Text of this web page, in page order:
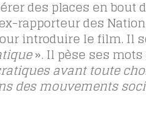
des places en bout
rapporteur des
introduire le film. Il
». Il pèse ses mots
avant toute
des mouvements